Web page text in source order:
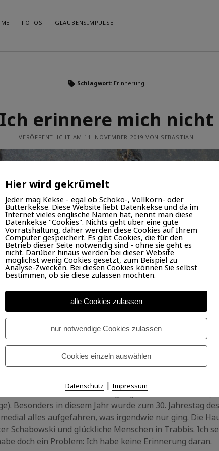
FOTOS GLAUBENSIMPULSE
Seit 2007 schreibe ich an diesem Blog - mal mehr, mal weniger
www.felsenmusik.de.
Fotos
Schlagwort: Erinnerung
Ich erinnere mich nicht
VERÖFFENTLICHT AM 11. NOVEMBER 2019 VON SEBASTIAN
die Wiedervereinigung und den Mauerfall
Besonders in diesem Jahr wurde zum 30. Jahrestag
alles aufgefahren, was irgendwie nur ging. Die
Schabowski und glückliche Menschen in Trabbis. Ich
doch ein Problem: Ich habe keine Erinnerung daran.
Hier wird gekrümelt
Jeder mag Kekse - egal ob Schoko-, Vollkorn- oder
Butterkekse. Diese Website liebt Datenkekse und da im
Internet vieles englische Namen hat, nennt man diese
Datenkekse "Cookies". Nichts geht über eine gute
Vorratshaltung, daher werden diese Cookies auf Ihrem
Computer gespeichert. Es gibt Cookies, die für den
Betrieb dieser Seite notwendig sind - ohne sie geht es
nicht. Darüber hinaus werden bei dieser Website
möglichst wenig Cookies gesetzt, zum Beispiel zu
Analyse-Zwecken. Bei diesen Cookies können Sie selbst
bestimmen, ob sie diese zulassen möchten.
alle Cookies zulassen
nur notwendige Cookies zulassen
Cookies einzeln auswählen
Datenschutz | Impressum